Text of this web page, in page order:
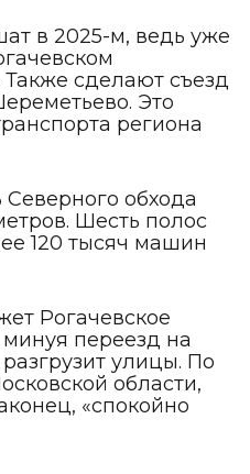
в 2025-м, ведь уже
сделают съезд
Это
региона
обхода
Шесть полос
120 тысяч машин
Рогачевское
переезд на
улицы. По
области,
«спокойно